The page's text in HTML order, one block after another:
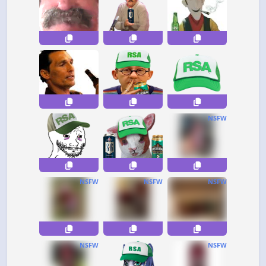
NSFW
NSFW NSFW NSFW
NSFW NSFW